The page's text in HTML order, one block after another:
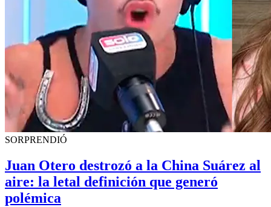
SORPRENDIÓ
Juan Otero destrozó a la China Suárez al
aire: la letal definición que generó
polémica